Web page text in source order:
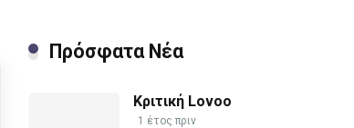
Πρόσφατα Νέα
Κριτική Lovoo
1 έτος πριν